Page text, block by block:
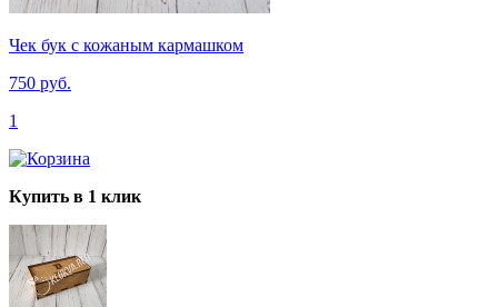
Чек бук с кожаным кармашком
750 руб.
1
Купить в 1 клик